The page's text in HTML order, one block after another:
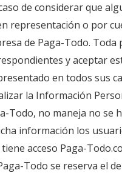
de considerar que
o por
de Paga-Todo.
y aceptar
en todos sus
la Información
no maneja no se
información los
acceso Paga-
Todo se reserva el